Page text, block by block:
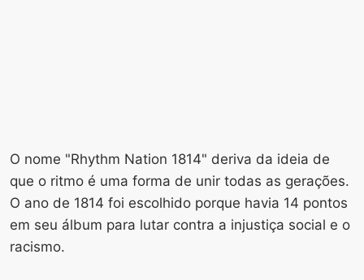
O nome "Rhythm Nation 1814" deriva da ideia de
que o ritmo é uma forma de unir todas as gerações.
O ano de 1814 foi escolhido porque havia 14 pontos
em seu álbum para lutar contra a injustiça social e o
racismo.